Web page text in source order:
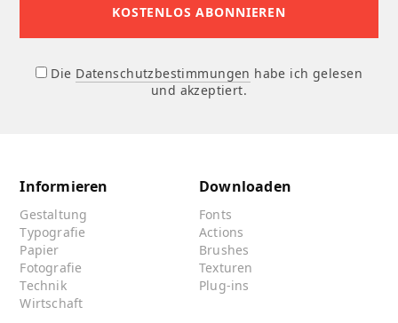
Die Datenschutzbestimmungen habe ich gelesen
und akzeptiert.
Informieren
Gestaltung
Typografie
Papier
Fotografie
Technik
Wirtschaft
Downloaden
Fonts
Actions
Brushes
Texturen
Plug-ins